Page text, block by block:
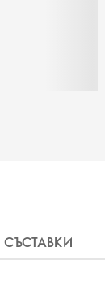
СЪСТАВКИ